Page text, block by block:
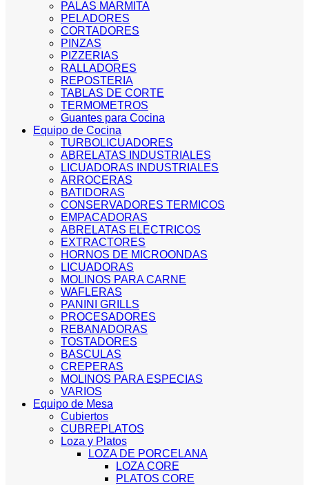
PALAS MARMITA
PELADORES
CORTADORES
PINZAS
PIZZERIAS
RALLADORES
REPOSTERIA
TABLAS DE CORTE
TERMOMETROS
Guantes para Cocina
Equipo de Cocina
TURBOLICUADORES
ABRELATAS INDUSTRIALES
LICUADORAS INDUSTRIALES
ARROCERAS
BATIDORAS
CONSERVADORES TERMICOS
EMPACADORAS
ABRELATAS ELECTRICOS
EXTRACTORES
HORNOS DE MICROONDAS
LICUADORAS
MOLINOS PARA CARNE
WAFLERAS
PANINI GRILLS
PROCESADORES
REBANADORAS
TOSTADORES
BASCULAS
CREPERAS
MOLINOS PARA ESPECIAS
VARIOS
Equipo de Mesa
Cubiertos
CUBREPLATOS
Loza y Platos
LOZA DE PORCELANA
LOZA CORE
PLATOS CORE